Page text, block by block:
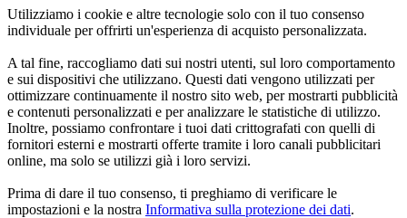
Utilizziamo i cookie e altre tecnologie solo con il tuo consenso
individuale per offrirti un'esperienza di acquisto personalizzata.
A tal fine, raccogliamo dati sui nostri utenti, sul loro comportamento
e sui dispositivi che utilizzano. Questi dati vengono utilizzati per
ottimizzare continuamente il nostro sito web, per mostrarti pubblicità
e contenuti personalizzati e per analizzare le statistiche di utilizzo.
Inoltre, possiamo confrontare i tuoi dati crittografati con quelli di
fornitori esterni e mostrarti offerte tramite i loro canali pubblicitari
online, ma solo se utilizzi già i loro servizi.
Prima di dare il tuo consenso, ti preghiamo di verificare le
impostazioni e la nostra Informativa sulla protezione dei dati.